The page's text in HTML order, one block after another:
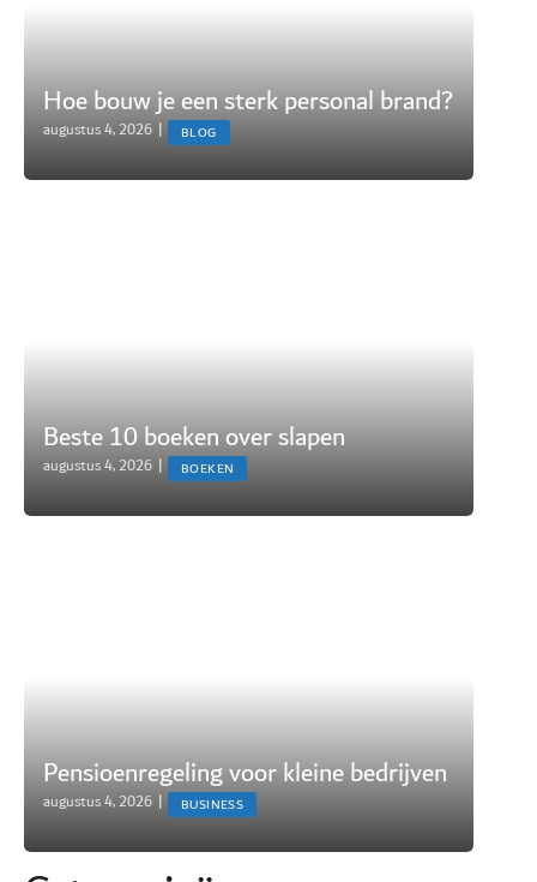
Hoe bouw je een sterk personal brand?
augustus 4, 2026 | BLOG
Beste 10 boeken over slapen
augustus 4, 2026 | BOEKEN
Pensioenregeling voor kleine bedrijven
augustus 4, 2026 | BUSINESS